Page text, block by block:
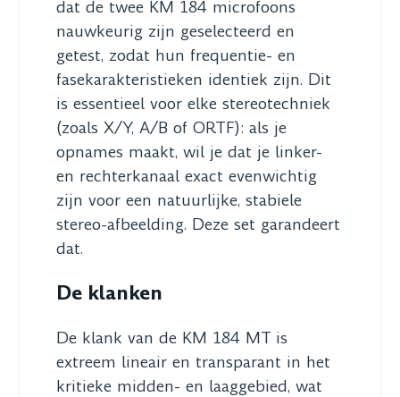
dat de twee KM 184 microfoons
nauwkeurig zijn geselecteerd en
getest, zodat hun frequentie- en
fasekarakteristieken identiek zijn. Dit
is essentieel voor elke stereotechniek
(zoals X/Y, A/B of ORTF): als je
opnames maakt, wil je dat je linker-
en rechterkanaal exact evenwichtig
zijn voor een natuurlijke, stabiele
stereo-afbeelding. Deze set garandeert
dat.
De klanken
De klank van de KM 184 MT is
extreem lineair en transparant in het
kritieke midden- en laaggebied, wat